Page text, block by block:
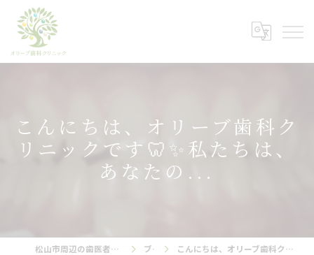
こんにちは、オリーブ歯科ク
リニックです🦷✨私たちは、
あなたの...
松山市周辺の歯医者ならオリーブ歯科クリニック ブログ こんにちは、オリーブ歯科クリニックです🦷✨私たちは、あなたの...